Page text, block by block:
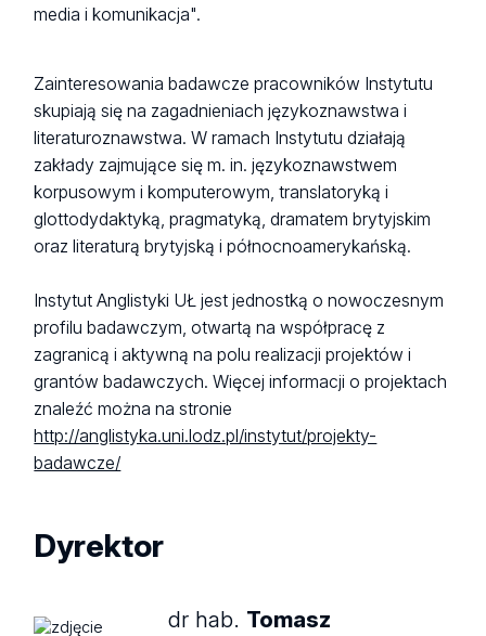
media i komunikacja".
Zainteresowania badawcze pracowników Instytutu
skupiają się na zagadnieniach językoznawstwa i
literaturoznawstwa. W ramach Instytutu działają
zakłady zajmujące się m. in. językoznawstwem
korpusowym i komputerowym, translatoryką i
glottodydaktyką, pragmatyką, dramatem brytyjskim
oraz literaturą brytyjską i północnoamerykańską.
Instytut Anglistyki UŁ jest jednostką o nowoczesnym
profilu badawczym, otwartą na współpracę z
zagranicą i aktywną na polu realizacji projektów i
grantów badawczych. Więcej informacji o projektach
znaleźć można na stronie
http://anglistyka.uni.lodz.pl/instytut/projekty-
badawcze/
Dyrektor
dr hab. Tomasz